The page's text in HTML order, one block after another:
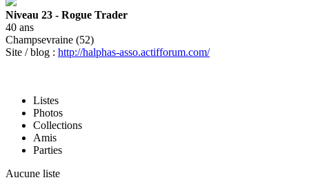
Niveau 23 - Rogue Trader
40 ans
Champsevraine (52)
Site / blog : http://halphas-asso.actifforum.com/
Listes
Photos
Collections
Amis
Parties
Aucune liste